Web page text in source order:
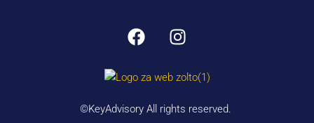
©KeyAdvisory All rights reserved.